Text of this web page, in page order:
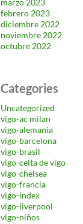
marzo 2023
febrero 2023
diciembre 2022
noviembre 2022
octubre 2022
Categories
Uncategorized
vigo-ac milan
vigo-alemania
vigo-barcelona
vigo-brasil
vigo-celta de vigo
vigo-chelsea
vigo-francia
vigo-index
vigo-liverpool
vigo-niños